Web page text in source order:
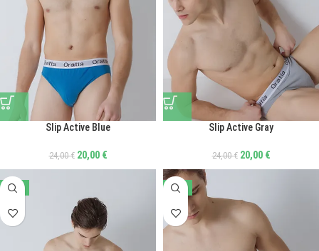
Slip Active Blue
24,00€ 20,00 €
Slip Active Gray
24,00€ 20,00 €
-41% -41%